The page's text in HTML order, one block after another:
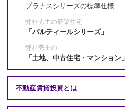
プラナスシリーズの標準仕様
弊社売主の新築住宅
「パルティールシリーズ」
弊社売主の
「土地、中古住宅・マンション」
不動産賃貸投資とは